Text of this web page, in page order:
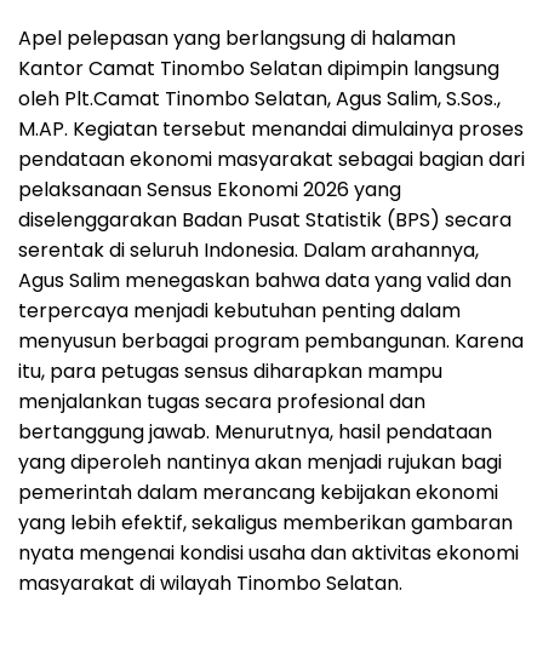
Apel pelepasan yang berlangsung di halaman
Kantor Camat Tinombo Selatan dipimpin langsung
oleh Plt.Camat Tinombo Selatan, Agus Salim, S.Sos.,
M.AP. Kegiatan tersebut menandai dimulainya proses
pendataan ekonomi masyarakat sebagai bagian dari
pelaksanaan Sensus Ekonomi 2026 yang
diselenggarakan Badan Pusat Statistik (BPS) secara
serentak di seluruh Indonesia. Dalam arahannya,
Agus Salim menegaskan bahwa data yang valid dan
terpercaya menjadi kebutuhan penting dalam
menyusun berbagai program pembangunan. Karena
itu, para petugas sensus diharapkan mampu
menjalankan tugas secara profesional dan
bertanggung jawab. Menurutnya, hasil pendataan
yang diperoleh nantinya akan menjadi rujukan bagi
pemerintah dalam merancang kebijakan ekonomi
yang lebih efektif, sekaligus memberikan gambaran
nyata mengenai kondisi usaha dan aktivitas ekonomi
masyarakat di wilayah Tinombo Selatan.